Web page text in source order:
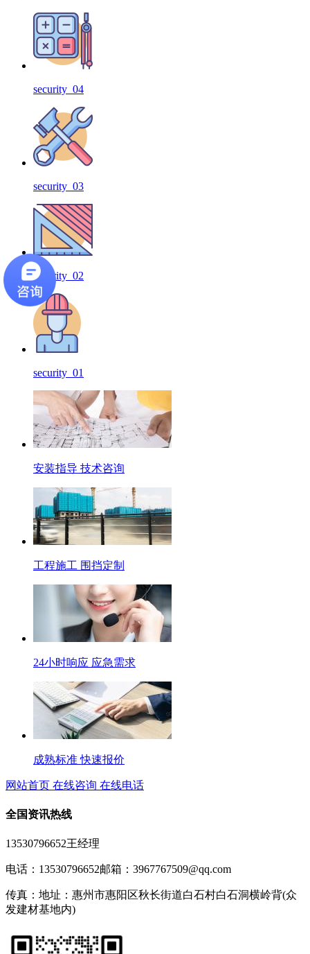
security_04
security_03
security_02
security_01
安装指导 技术咨询
工程施工 围挡定制
24小时响应 应急需求
成熟标准 快速报价
网站首页 在线咨询 在线电话
全国资讯热线
13530796652王经理
电话：13530796652邮箱：3967767509@qq.com
传真： 地址：惠州市惠阳区秋长街道白石村白石洞横岭背(众
发建材基地内)